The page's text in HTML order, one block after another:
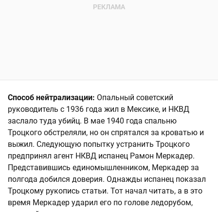
Способ нейтрализации: Опальный советский
руководитель с 1936 года жил в Мексике, и НКВД
заслало туда убийц. В мае 1940 года спальню
Троцкого обстреляли, но он спрятался за кроватью и
выжил. Следующую попытку устранить Троцкого
предпринял агент НКВД испанец Рамон Меркадер.
Представившись единомышленником, Меркадер за
полгода добился доверия. Однажды испанец показал
Троцкому рукопись статьи. Тот начал читать, а в это
время Меркадер ударил его по голове ледорубом,